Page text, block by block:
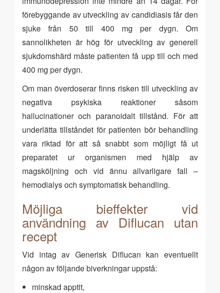
förebyggande av utveckling av candidiasis får den
sjuke från 50 till 400 mg per dygn. Om
sannolikheten är hög för utveckling av generell
sjukdomshärd måste patienten få upp till och med
400 mg per dygn.
Om man överdoserar finns risken till utveckling av
negativa psykiska reaktioner såsom
hallucinationer och paranoidalt tillstånd. För att
underlätta tillståndet för patienten bör behandling
vara riktad för att så snabbt som möjligt få ut
preparatet ur organismen med hjälp av
magsköljning och vid ännu allvarligare fall –
hemodialys och symptomatisk behandling.
Möjliga bieffekter vid
användning av Diflucan utan
recept
Vid intag av Generisk Diflucan kan eventuellt
någon av följande biverkningar uppstå:
minskad apptit,